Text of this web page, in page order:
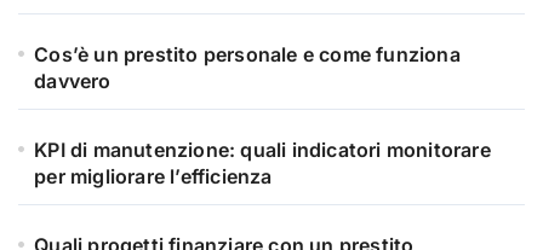
Cos’è un prestito personale e come funziona
davvero
KPI di manutenzione: quali indicatori monitorare
per migliorare l’efficienza